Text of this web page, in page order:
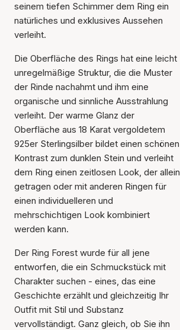
seinem tiefen Schimmer dem Ring ein
natürliches und exklusives Aussehen
verleiht.
Die Oberfläche des Rings hat eine leicht
unregelmäßige Struktur, die die Muster
der Rinde nachahmt und ihm eine
organische und sinnliche Ausstrahlung
verleiht. Der warme Glanz der
Oberfläche aus 18 Karat vergoldetem
925er Sterlingsilber bildet einen schönen
Kontrast zum dunklen Stein und verleiht
dem Ring einen zeitlosen Look, der allein
getragen oder mit anderen Ringen für
einen individuelleren und
mehrschichtigen Look kombiniert
werden kann.
Der Ring Forest wurde für all jene
entworfen, die ein Schmuckstück mit
Charakter suchen - eines, das eine
Geschichte erzählt und gleichzeitig Ihr
Outfit mit Stil und Substanz
vervollständigt. Ganz gleich, ob Sie ihn